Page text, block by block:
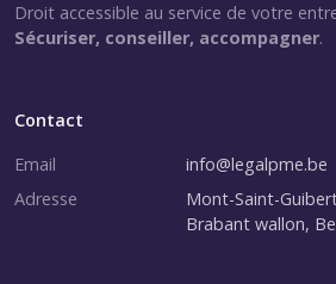
Droit accessible au service de votre
Sécuriser, conseiller, accompagner.
Contact
Email
info@legalpme.be
Adresse
Mont-Saint-
Brabant wallon,